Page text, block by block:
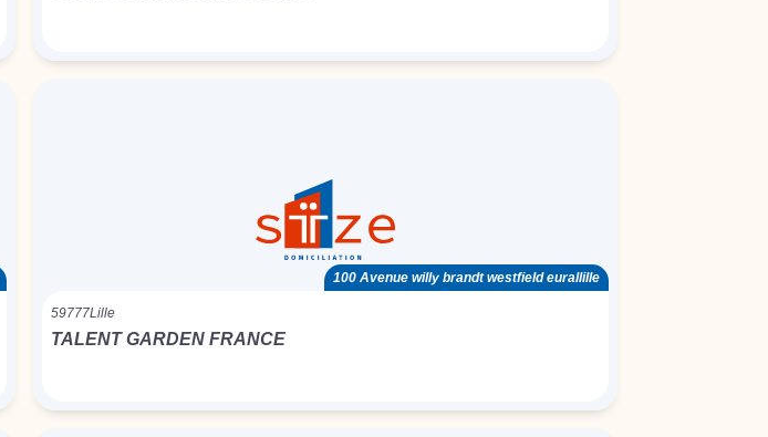
100 Avenue willy brandt westfield eurallille
59777Lille
TALENT GARDEN FRANCE